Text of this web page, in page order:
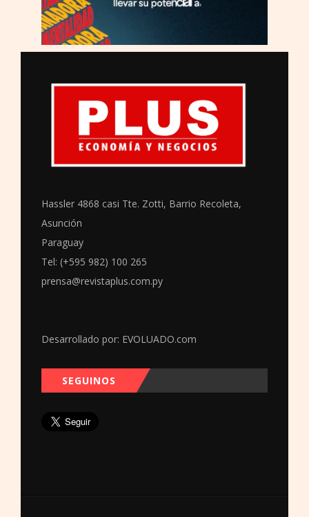
Hassler 4868 casi Tte. Zotti, Barrio Recoleta,
Asunción
Paraguay
Tel: (+595 982) 100 265
prensa@revistaplus.com.py
Desarrollado por: EVOLUADO.com
SEGUINOS